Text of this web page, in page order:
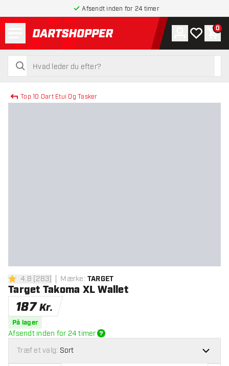
Afsendt inden for 24 timer
tilbage til forsiden
søg
søg
Konto
Min 0
Top 10 Dart Etui Og Tasker
4.8 bedømmelsesstjerner
4.8 [283] Mærke: TARGET
Target Takoma XL Wallet
187 Kr.
På lager
Afsendt inden for 24 timer
Træf et valg: Sort